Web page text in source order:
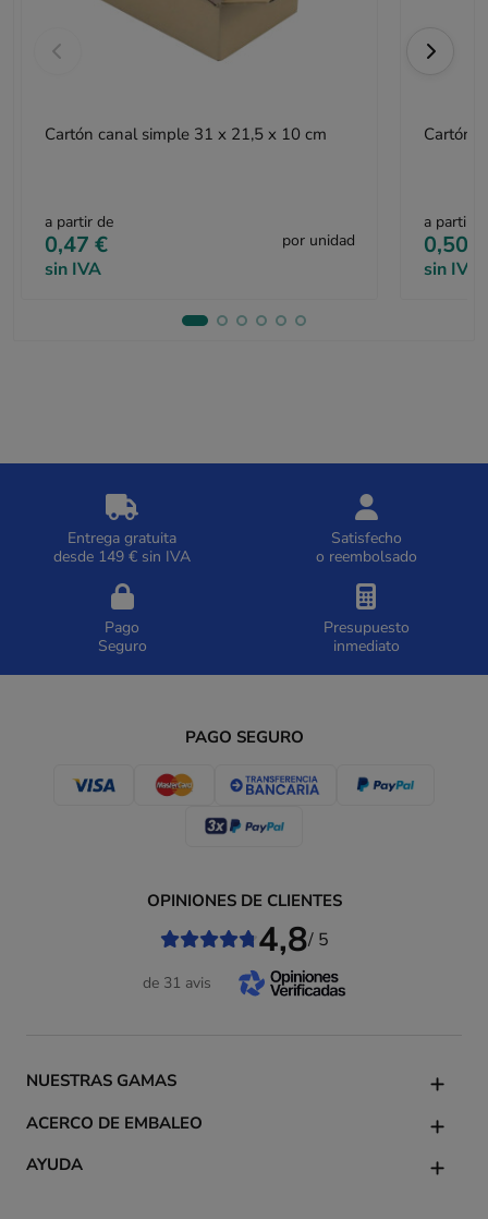
Cartón canal simple 31 x 21,5 x 10 cm
a partir de
0,47 €
sin IVA
por unidad
Cartón
a partir
0,50 €
sin IVA
Entrega gratuita
desde 149 € sin IVA
Satisfecho
o reembolsado
Pago
Seguro
Presupuesto
inmediato
PAGO SEGURO
NUESTRAS GAMAS
ACERCO DE EMBALEO
AYUDA
OPINIONES DE CLIENTES
4,8/ 5
de 31 avis